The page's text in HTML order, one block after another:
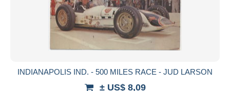
INDIANAPOLIS IND. - 500 MILES RACE - JUD LARSON
± US$ 8,09